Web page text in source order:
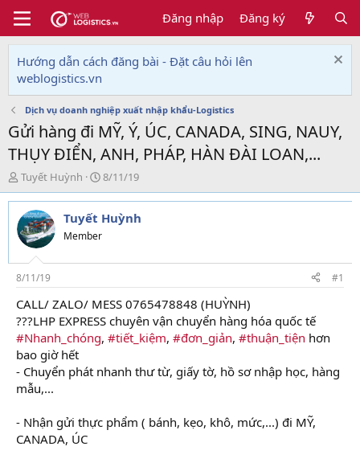
Đăng nhập Đăng ký
Hướng dẫn cách đăng bài - Đặt câu hỏi lên
weblogistics.vn
Dịch vụ doanh nghiệp xuất nhập khẩu-Logistics
Gửi hàng đi MỸ, Ý, ÚC, CANADA, SING, NAUY,
THỤY ĐIỂN, ANH, PHÁP, HÀN ĐÀI LOAN,...
T
h
r
e
a
d
s
t
a
r
t
e
r
Tuyết Huỳnh
N
g
à
y
i
8/11/19
Tuyết Huỳnh
Member
8/11/19 #1
CALL/ ZALO/ MESS 0765478848 (HUỲNH)
???LHP EXPRESS chuyên vận chuyển hàng hóa quốc tế
#Nhanh_chóng, #tiết_kiệm, #đơn_giản, #thuận_tiện hơn
bao giờ hết
- Chuyển phát nhanh thư từ, giấy tờ, hồ sơ nhập học, hàng
mẫu,...
- Nhận gửi thực phẩm ( bánh, kẹo, khô, mức,...) đi MỸ,
CANADA, ÚC